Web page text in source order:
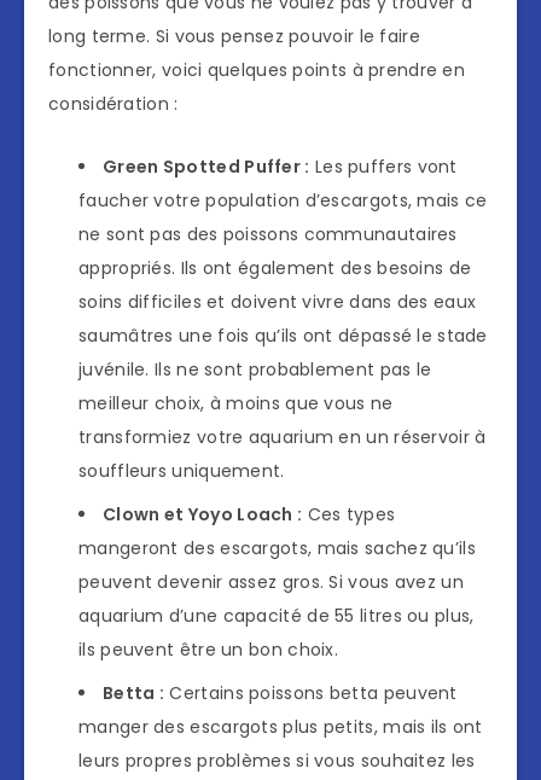
long terme. Si vous pensez pouvoir le faire
fonctionner, voici quelques points à prendre en
considération :
Green Spotted Puffer : Les puffers vont
faucher votre population d’escargots, mais ce
ne sont pas des poissons communautaires
appropriés. Ils ont également des besoins de
soins difficiles et doivent vivre dans des eaux
saumâtres une fois qu’ils ont dépassé le stade
juvénile. Ils ne sont probablement pas le
meilleur choix, à moins que vous ne
transformiez votre aquarium en un réservoir à
souffleurs uniquement.
Clown et Yoyo Loach : Ces types
mangeront des escargots, mais sachez qu’ils
peuvent devenir assez gros. Si vous avez un
aquarium d’une capacité de 55 litres ou plus,
ils peuvent être un bon choix.
Betta : Certains poissons betta peuvent
manger des escargots plus petits, mais ils ont
leurs propres problèmes si vous souhaitez les